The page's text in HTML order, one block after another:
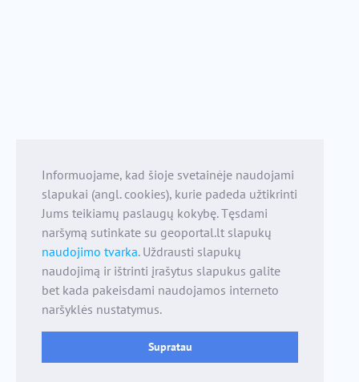
Informuojame, kad šioje svetainėje naudojami
slapukai (angl. cookies), kurie padeda užtikrinti
Jums teikiamų paslaugų kokybę. Tęsdami
naršymą sutinkate su geoportal.lt slapukų
naudojimo tvarka. Uždrausti slapukų
naudojimą ir ištrinti įrašytus slapukus galite
bet kada pakeisdami naudojamos interneto
naršyklės nustatymus.
Supratau